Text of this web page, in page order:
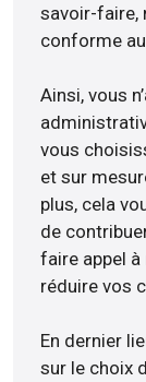
savoir-faire,
conforme
Ainsi, vous
vous
et sur
plus, cela
de
faire appel à
réduire vos
En dernier
sur le choix